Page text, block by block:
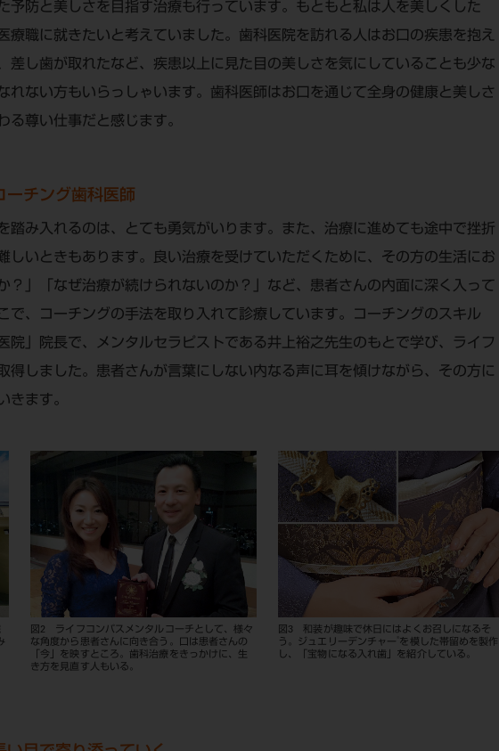
予防と美しさを目指す治療も行っています。もともと私は人を美しくした
療職に就きたいと考えていました。歯科医院を訪れる人はお口の疾患を抱え
差し歯が取れたなど、疾患以上に見た目の美しさを気にしていることも少な
れない方もいらっしゃいます。歯科医師はお口を通じて全身の健康と美しさ
る尊い仕事だと感じます。
ーチング歯科医師
踏み入れるのは、とても勇気がいります。また、治療に進めても途中で挫折
しいときもあります。良い治療を受けていただくために、その方の生活にお
？」「なぜ治療が続けられないのか？」など、患者さんの内面に深く入って
で、コーチングの手法を取り入れて診療しています。コーチングのスキル
院」院長で、メンタルセラピストである井上裕之先生のもとで学び、ライフ
得しました。患者さんが言葉にしない内なる声に耳を傾けながら、その方に
きます。
図2 ライフコンパスメンタルコーチとして、様々
な角度から患者さんに向き合う。口は患者さんの
「今」を映すところ。歯科治療をきっかけに、生
き方を見直す人もいる。
図3 和装が趣味で休日にはよくお召しになるそ
う。ジュエリーデンチャー を模した帯留めを製作
し、「宝物になる入れ歯」を紹介している。